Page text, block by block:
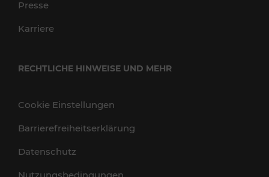
Presse
Karriere
RECHTLICHE HINWEISE UND MEHR
Cookie Einstellungen
Barrierefreiheitserklärung
Datenschutz